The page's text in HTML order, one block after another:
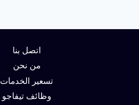
اتصل بنا
من نحن
تسعير الخدمات
وظائف تيفاجو